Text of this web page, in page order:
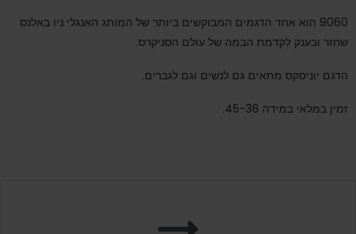
9060 הוא אחד הדגמים המבוקשים ביותר של המותג האנגלי ניו באלנס
שחזר ובענק לקדמת הבמה של עולם הסניקרס.
הדגם יוניסקס מתאים גם לנשים וגם לגברים.
זמין במלאי במידה 45-36.